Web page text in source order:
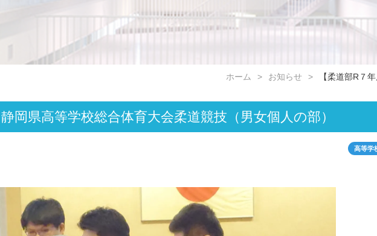
ホーム お知らせ 【柔道部R７
岡県高等学校総合体育大会柔道競技（男女個人の部）
高等学